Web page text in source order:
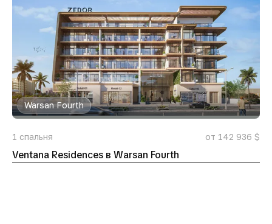
Warsan Fourth
1 спальня от 142 936 $
Ventana Residences в Warsan Fourth